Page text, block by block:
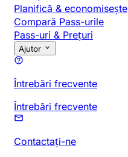
Planifică & economisește
Compară Pass-urile
Pass-uri & Prețuri
Ajutor
Întrebări frecvente
Întrebări frecvente
Contactați-ne